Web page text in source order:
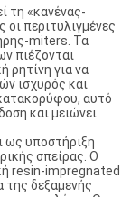
τη «κανένας-
περιτυλιγμένες
miters. Τα
πιέζονται
ρητίνη για να
ισχυρός και
αυτό
και μειώνει
ως υποστήριξη
σπείρας. Ο
resin-impregnated
της δεξαμενής